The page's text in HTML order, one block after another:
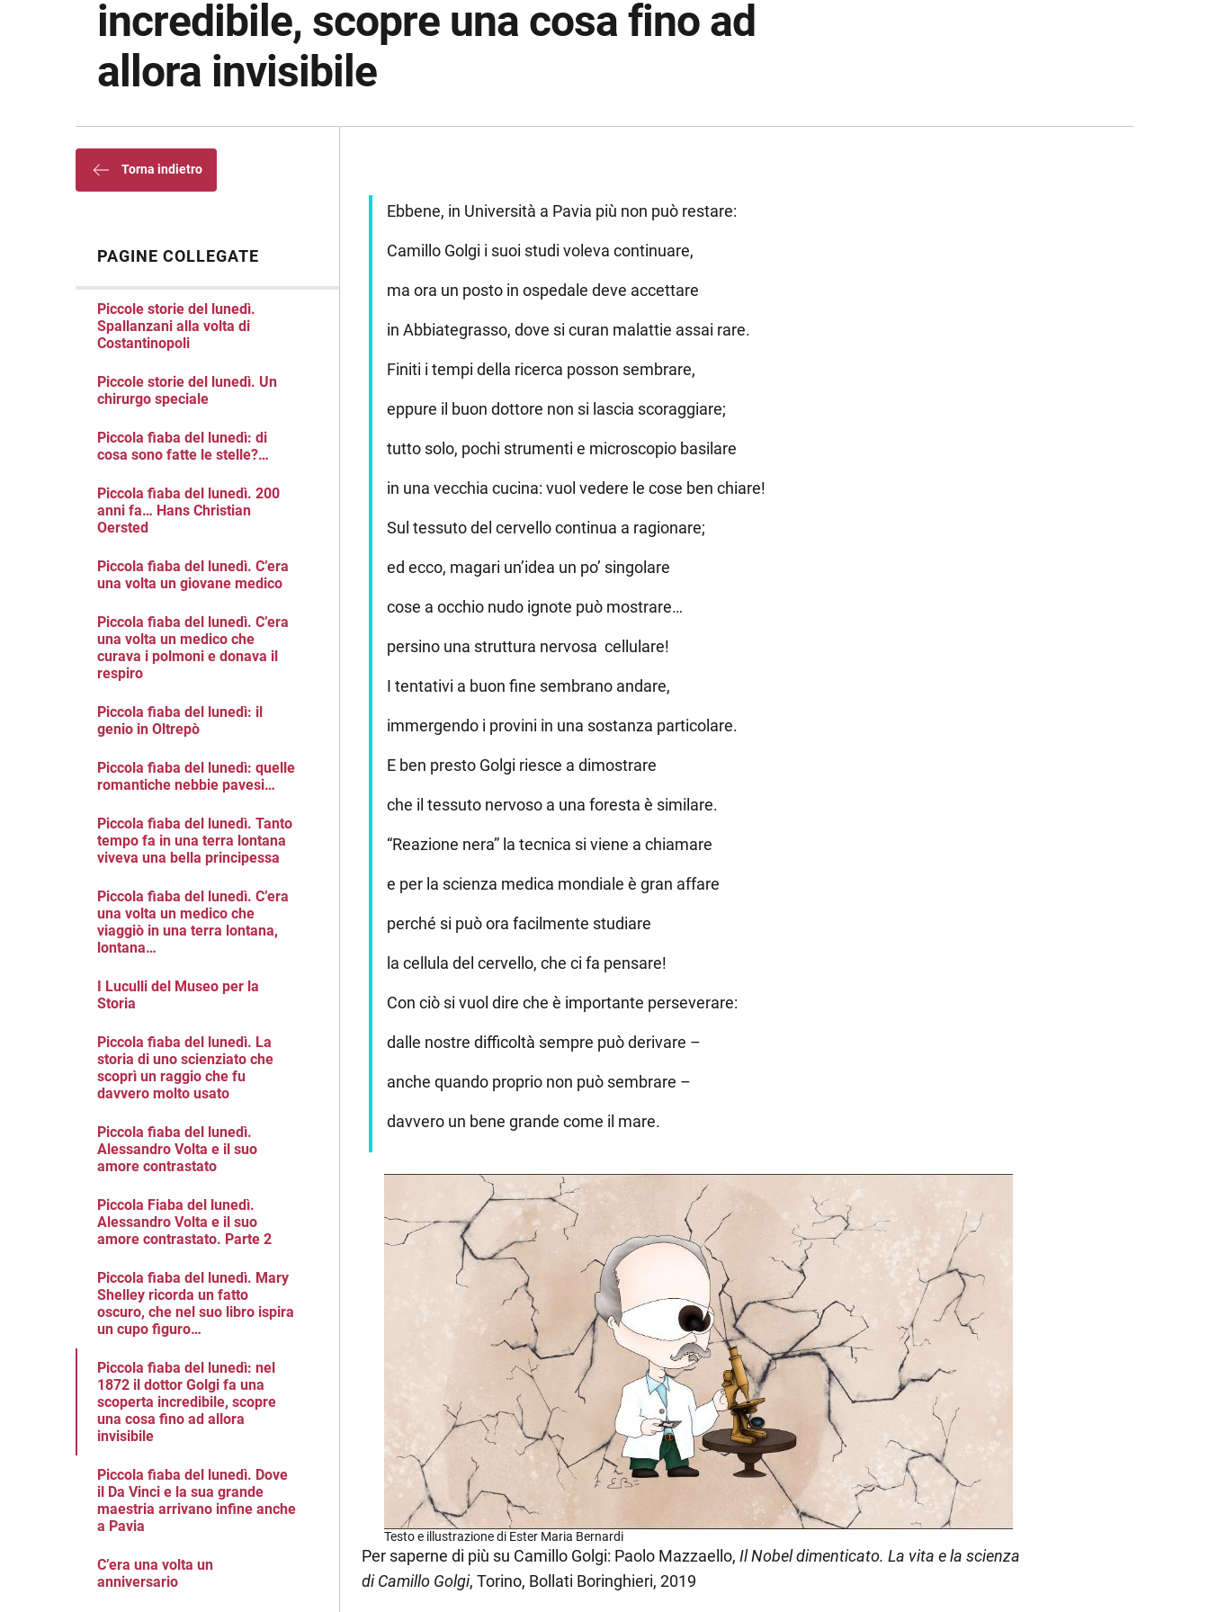
incredibile, scopre una cosa fino ad
allora invisibile
Torna indietro
PAGINE COLLEGATE
Piccole storie del lunedì.
Spallanzani alla volta di
Costantinopoli
Piccole storie del lunedì. Un
chirurgo speciale
Piccola fiaba del lunedì: di
cosa sono fatte le stelle?…
Piccola fiaba del lunedì. 200
anni fa… Hans Christian
Oersted
Piccola fiaba del lunedì. C’era
una volta un giovane medico
Piccola fiaba del lunedì. C’era
una volta un medico che
curava i polmoni e donava il
respiro
Piccola fiaba del lunedì: il
genio in Oltrepò
Piccola fiaba del lunedì: quelle
romantiche nebbie pavesi…
Piccola fiaba del lunedì. Tanto
tempo fa in una terra lontana
viveva una bella principessa
Piccola fiaba del lunedì. C’era
una volta un medico che
viaggiò in una terra lontana,
lontana…
I Luculli del Museo per la
Storia
Piccola fiaba del lunedì. La
storia di uno scienziato che
scoprì un raggio che fu
davvero molto usato
Piccola fiaba del lunedì.
Alessandro Volta e il suo
amore contrastato
Piccola Fiaba del lunedì.
Alessandro Volta e il suo
amore contrastato. Parte 2
Piccola fiaba del lunedì. Mary
Shelley ricorda un fatto
oscuro, che nel suo libro ispira
un cupo figuro…
Piccola fiaba del lunedì: nel
1872 il dottor Golgi fa una
scoperta incredibile, scopre
una cosa fino ad allora
invisibile
Piccola fiaba del lunedì. Dove
il Da Vinci e la sua grande
maestria arrivano infine anche
a Pavia
C’era una volta un
anniversario
Ebbene, in Università a Pavia più non può restare:
Camillo Golgi i suoi studi voleva continuare,
ma ora un posto in ospedale deve accettare
in Abbiategrasso, dove si curan malattie assai rare.
Finiti i tempi della ricerca posson sembrare,
eppure il buon dottore non si lascia scoraggiare;
tutto solo, pochi strumenti e microscopio basilare
in una vecchia cucina: vuol vedere le cose ben chiare!
Sul tessuto del cervello continua a ragionare;
ed ecco, magari un’idea un po’ singolare
cose a occhio nudo ignote può mostrare…
persino una struttura nervosa cellulare!
I tentativi a buon fine sembrano andare,
immergendo i provini in una sostanza particolare.
E ben presto Golgi riesce a dimostrare
che il tessuto nervoso a una foresta è similare.
“Reazione nera” la tecnica si viene a chiamare
e per la scienza medica mondiale è gran affare
perché si può ora facilmente studiare
la cellula del cervello, che ci fa pensare!
Con ciò si vuol dire che è importante perseverare:
dalle nostre difficoltà sempre può derivare –
anche quando proprio non può sembrare –
davvero un bene grande come il mare.
Testo e illustrazione di Ester Maria Bernardi
Per saperne di più su Camillo Golgi: Paolo Mazzaello, Il Nobel dimenticato. La vita e la scienza
di Camillo Golgi, Torino, Bollati Boringhieri, 2019